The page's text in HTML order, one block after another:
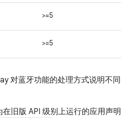
>=5
>=5
对蓝牙功能的处理方式说明不同
旧版 API 级别上运行的应用声明